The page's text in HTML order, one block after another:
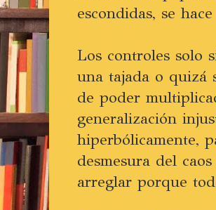
escondidas, se
Los controles solo
una tajada o quizá
de poder
generalización
hiperbólicamente,
desmesura del
arreglar porque